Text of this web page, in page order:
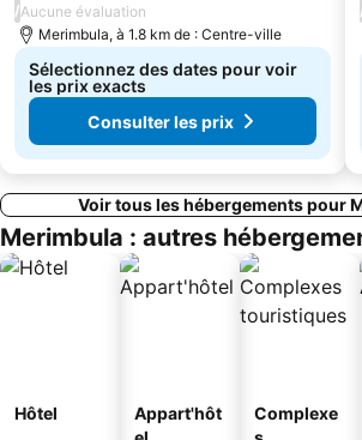
/Aucune évaluation
Merimbula, à 1.8 km de : Centre-ville
Sélectionnez des dates pour voir
les prix exacts
Consulter les prix
Voir tous les hébergements pour
Merimbula : autres
Hôtel
Appart'hôt
Complexe